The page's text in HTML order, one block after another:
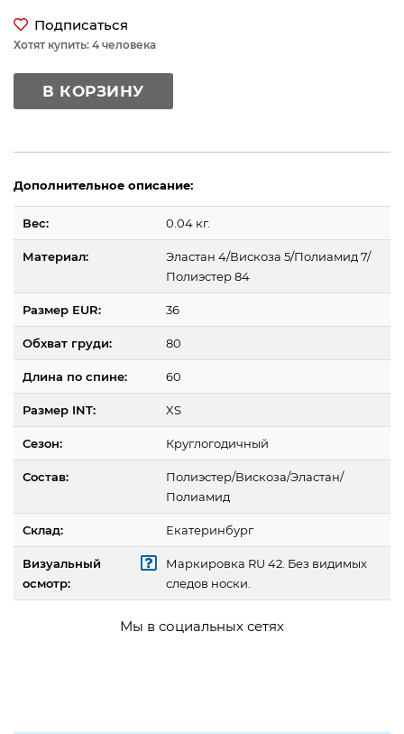
Подписаться
Хотят купить: 4 человека
В КОРЗИНУ
Дополнительное описание:
Вес: 0.04 кг.
Материал:
Эластан 4/Вискоза 5/Полиамид 7/
Полиэстер 84
Размер EUR: 36
Обхват груди: 80
Длина по спине: 60
Размер INT: XS
Сезон: Круглогодичный
Состав:
Полиэстер/Вискоза/Эластан/
Полиамид
Склад: Екатеринбург
Визуальный
осмотр:
Маркировка RU 42. Без видимых
следов носки.
Мы в социальных сетях